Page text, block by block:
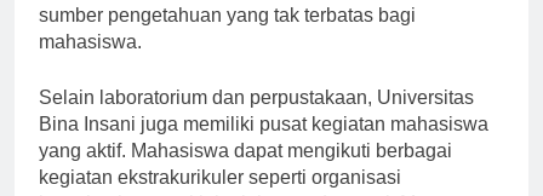
sumber pengetahuan yang tak terbatas bagi
mahasiswa.
Selain laboratorium dan perpustakaan, Universitas
Bina Insani juga memiliki pusat kegiatan mahasiswa
yang aktif. Mahasiswa dapat mengikuti berbagai
kegiatan ekstrakurikuler seperti organisasi